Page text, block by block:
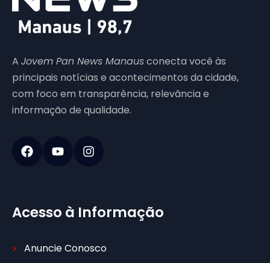
A Jovem Pan News Manausconecta você às
principais notícias e acontecimentos da cidade,
com foco em transparência, relevância e
informação de qualidade.
Acesso à Informação
Anuncie Conosco